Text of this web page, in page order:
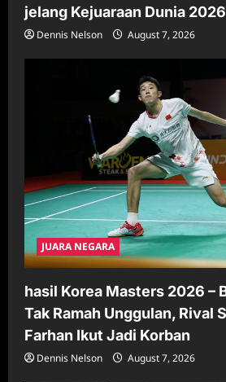
jelang Kejuaraan Dunia 2026
Dennis Nelson August 7, 2026
JUARA NEGARA
hasil Korea Masters 2026 –
Tak Ramah Unggulan, Rival
Farhan Ikut Jadi Korban
Dennis Nelson August 7, 2026